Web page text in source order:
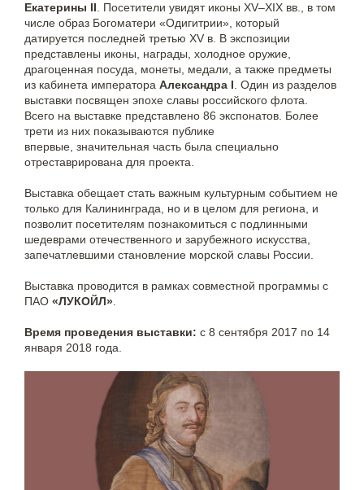
Екатерины II. Посетители увидят иконы XV–XIX вв., в том
числе образ Богоматери «Одигитрии», который
датируется последней третью XV в. В экспозиции
представлены иконы, награды, холодное оружие,
драгоценная посуда, монеты, медали, а также предметы
из кабинета императора Александра I. Один из разделов
выставки посвящен эпохе славы российского флота.
Всего на выставке представлено 86 экспонатов. Более
трети из них показываются публике
впервые, значительная часть была специально
отреставрирована для проекта.
Выставка обещает стать важным культурным событием не
только для Калининграда, но и в целом для региона, и
позволит посетителям познакомиться с подлинными
шедеврами отечественного и зарубежного искусства,
запечатлевшими становление морской славы России.
Выставка проводится в рамках совместной программы с
ПАО «ЛУКОЙЛ».
Время проведения выставки: с 8 сентября 2017 по 14
января 2018 года.